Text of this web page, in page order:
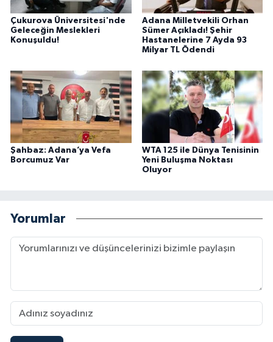
Çukurova Üniversitesi'nde
Geleceğin Meslekleri
Konuşuldu!
Adana Milletvekili Orhan
Sümer Açıkladı! Şehir
Hastanelerine 7 Ayda 93
Milyar TL Ödendi
Şahbaz: Adana’ya Vefa
Borcumuz Var
WTA 125 ile Dünya Tenisinin
Yeni Buluşma Noktası
Oluyor
Yorumlar